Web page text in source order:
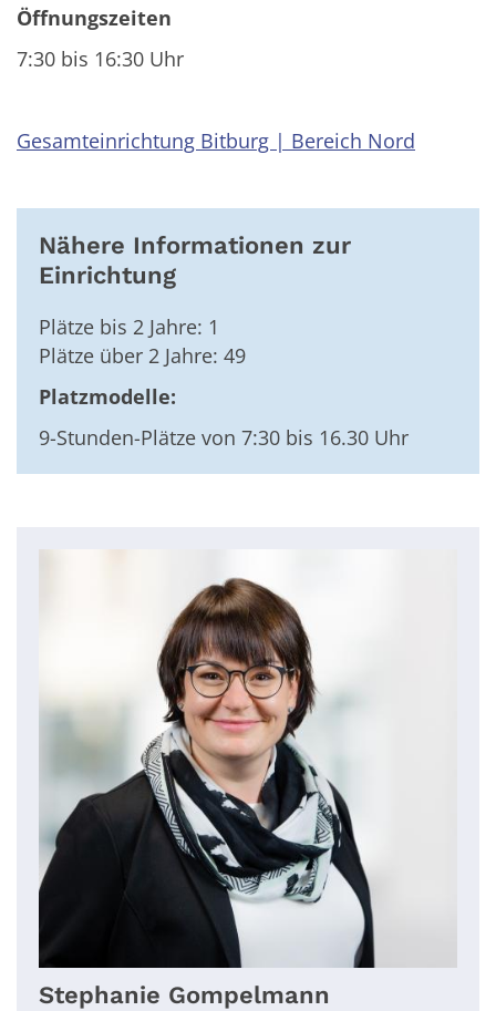
Öffnungszeiten
7:30 bis 16:30 Uhr
Gesamteinrichtung Bitburg | Bereich Nord
Nähere Informationen zur
Einrichtung
Plätze bis 2 Jahre: 1
Plätze über 2 Jahre: 49
Platzmodelle:
9-Stunden-Plätze von 7:30 bis 16.30 Uhr
Stephanie Gompelmann